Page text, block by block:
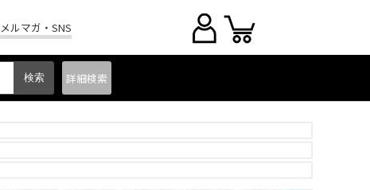
メルマガ・SNS
詳細検索